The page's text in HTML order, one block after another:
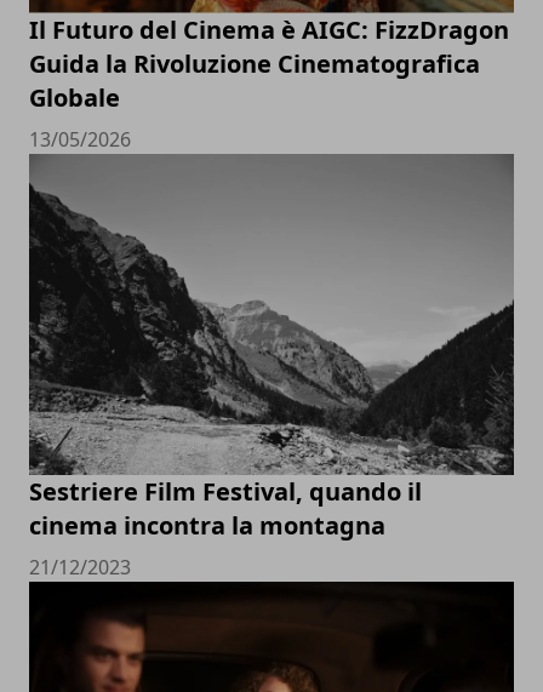
Il Futuro del Cinema è AIGC: FizzDragon
Guida la Rivoluzione Cinematografica
Globale
13/05/2026
Sestriere Film Festival, quando il
cinema incontra la montagna
21/12/2023